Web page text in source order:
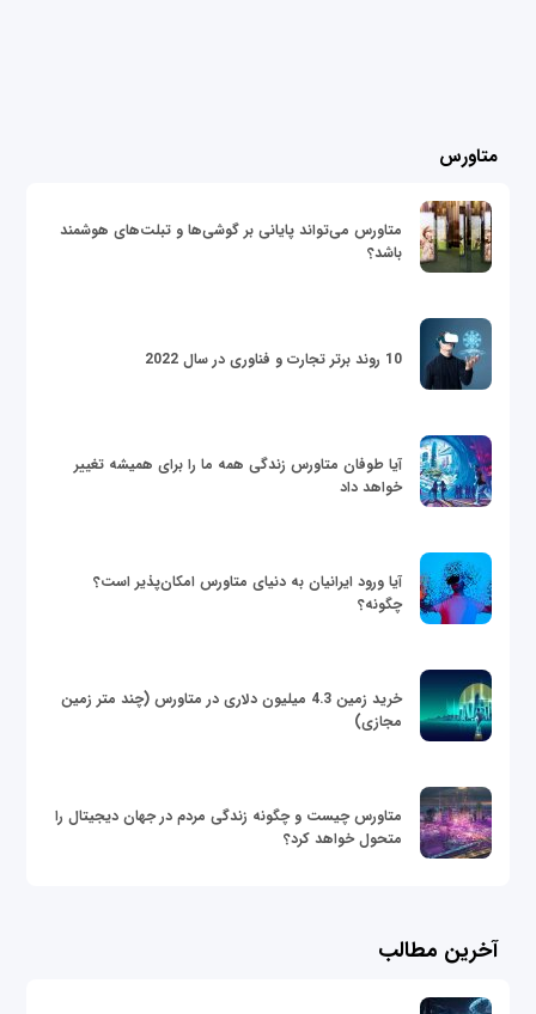
متاورس
متاورس می‌تواند پایانی بر گوشی‌ها و تبلت‌های هوشمند
باشد؟
10 روند برتر تجارت و فناوری در سال 2022
آیا طوفان متاورس زندگی همه ما را برای همیشه تغییر
خواهد داد
آیا ورود ایرانیان به دنیای متاورس امکان‌پذیر است؟
چگونه؟
خرید زمین 4.3 میلیون دلاری در متاورس (چند متر زمین
مجازی)
متاورس چیست و چگونه زندگی مردم در جهان دیجیتال را
متحول خواهد کرد؟
آخرین مطالب